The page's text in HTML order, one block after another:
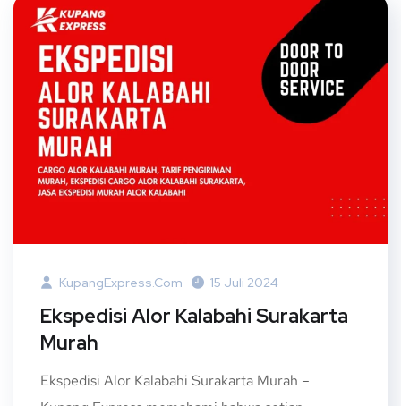
KupangExpress.com 15 Juli 2024
Ekspedisi Alor Kalabahi Surakarta
Murah
Ekspedisi Alor Kalabahi Surakarta Murah –